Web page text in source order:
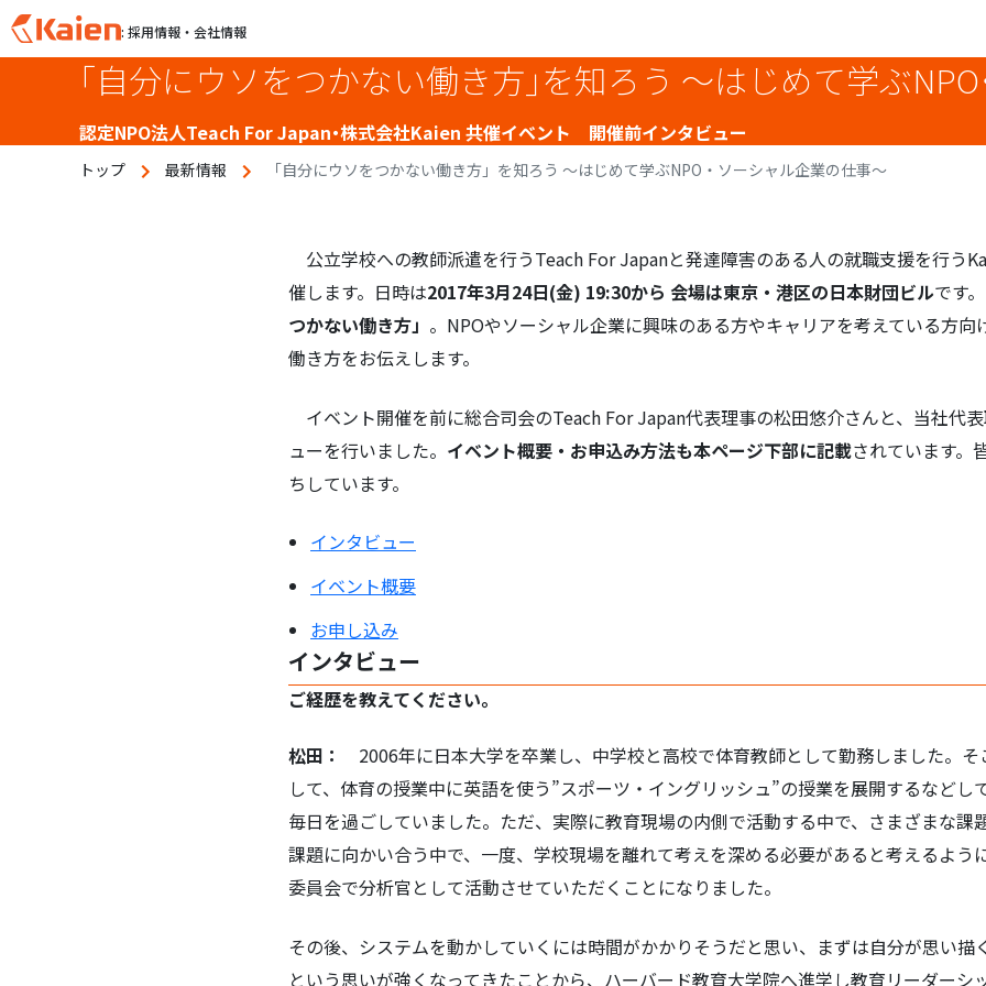
p
: 採用情報・会社情報
「自分にウソをつかない働き方」を知ろう 〜はじめて学ぶ
認定NPO法人Teach For Japan・株式会社Kaien 共催イベント 開催前インタビュー
トップ 最新情報 「自分にウソをつかない働き方」を知ろう 〜はじめて学ぶNPO・ソーシャル企業の仕事〜
公立学校への教師派遣を行うTeach For Japanと発達障害のある人の就職支援を行う
催します。日時は2017年3月24日(金) 19:30から 会場は東京・港区の日本財団ビルです。
つかない働き方」 。NPOやソーシャル企業に興味のある方やキャリアを考えている方
働き方をお伝えします。
イベント開催を前に総合司会のTeach For Japan代表理事の松田悠介さんと、当社代
ューを行いました。 イベント概要・お申込み方法も本ページ下部に記載されています。
ちしています。
インタビュー
イベント概要
お申し込み
インタビュー
ご経歴を教えてください。
松田：
2006年に日本大学を卒業し、中学校と高校で体育教師として勤務しました。
して、体育の授業中に英語を使う”スポーツ・イングリッシュ”の授業を展開するなどし
毎日を過ごしていました。ただ、実際に教育現場の内側で活動する中で、さまざまな課
課題に向かい合う中で、一度、学校現場を離れて考えを深める必要があると考えるよう
委員会で分析官として活動させていただくことになりました。
その後、システムを動かしていくには時間がかかりそうだと思い、まずは自分が思い描
という思いが強くなってきたことから、ハーバード教育大学院へ進学し教育リーダーシ